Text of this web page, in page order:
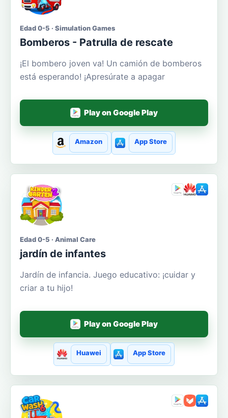
Edad 0-5 · Simulation Games
Bomberos - Patrulla de rescate
¡El bombero joven va! Un camión de bomberos
está esperando! ¡Apresúrate a apagar
Play on Google Play
Amazon App Store
Edad 0-5 · Animal Care
jardín de infantes
Jardín de infancia. Juego educativo: ¡cuidar y
criar a tu hijo!
Play on Google Play
Huawei App Store